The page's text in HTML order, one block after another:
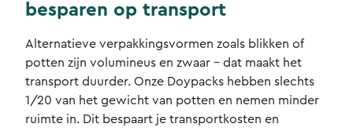
besparen op transport
Alternatieve verpakkingsvormen zoals blikken of
potten zijn volumineus en zwaar – dat maakt het
transport duurder. Onze Doypacks hebben slechts
1/20 van het gewicht van potten en nemen minder
ruimte in. Dit bespaart je transportkosten en